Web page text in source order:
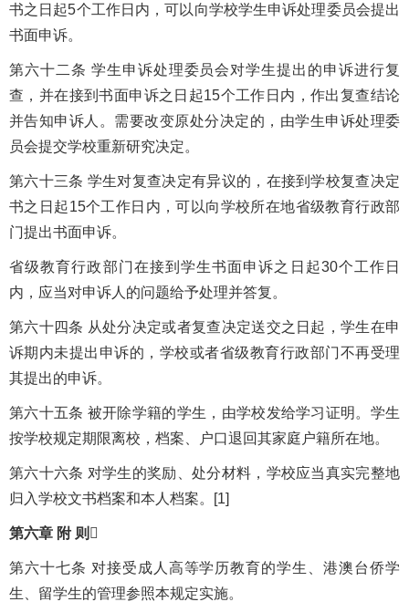
书之日起5个工作日内，可以向学校学生申诉处理委员会提出
书面申诉。
第六十二条 学生申诉处理委员会对学生提出的申诉进行复
查，并在接到书面申诉之日起15个工作日内，作出复查结论
并告知申诉人。需要改变原处分决定的，由学生申诉处理委
员会提交学校重新研究决定。
第六十三条 学生对复查决定有异议的，在接到学校复查决定
书之日起15个工作日内，可以向学校所在地省级教育行政部
门提出书面申诉。
省级教育行政部门在接到学生书面申诉之日起30个工作日
内，应当对申诉人的问题给予处理并答复。
第六十四条 从处分决定或者复查决定送交之日起，学生在申
诉期内未提出申诉的，学校或者省级教育行政部门不再受理
其提出的申诉。
第六十五条 被开除学籍的学生，由学校发给学习证明。学生
按学校规定期限离校，档案、户口退回其家庭户籍所在地。
第六十六条 对学生的奖励、处分材料，学校应当真实完整地
归入学校文书档案和本人档案。[1]
第六章 附 则
第六十七条 对接受成人高等学历教育的学生、港澳台侨学
生、留学生的管理参照本规定实施。